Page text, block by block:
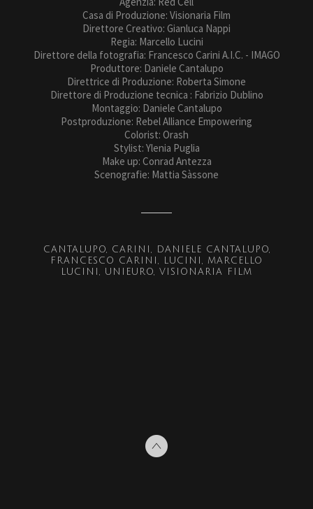
Casa di Produzione: Visionaria Film
Direttore Creativo: Gianluca Nappi
Regia: Marcello Lucini
Direttore della fotografia: Francesco Carini A.I.C. - IMAGO
Produttore: Daniele Cantalupo
Direttrice di Produzione: Roberta Simone
Direttore di Produzione tecnica : Fabrizio Dublino
Montaggio: Daniele Cantalupo
Postproduzione: Rebel Alliance Empowering
Colorist: Orash
Stylist: Ylenia Puglia
Make up: Conrad Antezza
Scenografie: Mattia Sàssone
CANTALUPO CARINI
DANIELE CANTALUPO
FRANCESCO CARINI
LUCINI
MARCELLO
LUCINI
UNIEURO VISIONARIA FILM